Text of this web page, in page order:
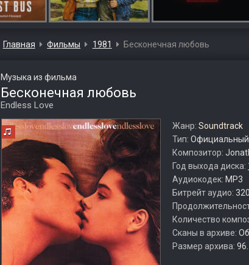
Главная Фильмы 1981 Бесконечная любовь
Музыка из фильма
Бесконечная любовь
Endless Love
Жанр: Soundtrack
Тип: Официальный
Композитор:
Год выхода диска:
Аудиокодек: MP3
Битрейт аудио:
Количество
Сканы в архиве:
Размер архива: